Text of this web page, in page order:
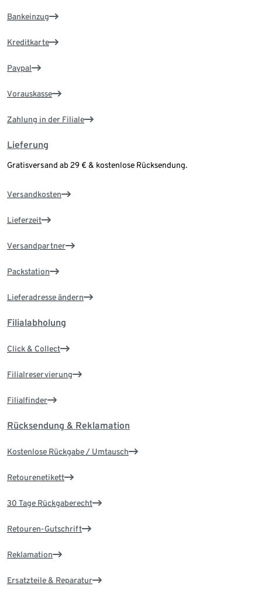
Bankeinzug
Kreditkarte
Paypal
Vorauskasse
Zahlung in der Filiale
Lieferung
Gratisversand ab 29 € & kostenlose Rücksendung.
Versandkosten
Lieferzeit
Versandpartner
Packstation
Lieferadresse ändern
Filialabholung
Click & Collect
Filialreservierung
Filialfinder
Rücksendung & Reklamation
Kostenlose Rückgabe / Umtausch
Retourenetikett
30 Tage Rückgaberecht
Retouren-Gutschrift
Reklamation
Ersatzteile & Reparatur